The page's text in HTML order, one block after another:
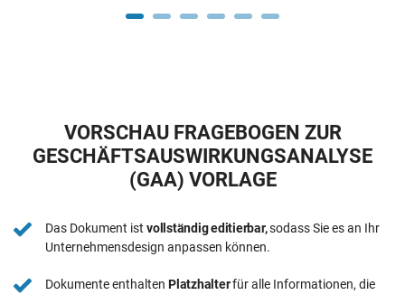
VORSCHAU FRAGEBOGEN ZUR
GESCHÄFTSAUSWIRKUNGSANALYSE
(GAA) VORLAGE
Das Dokument ist vollständig editierbar,sodass Sie es an Ihr
Unternehmensdesign anpassen können.
Dokumente enthalten Platzhalterfür alle Informationen, die